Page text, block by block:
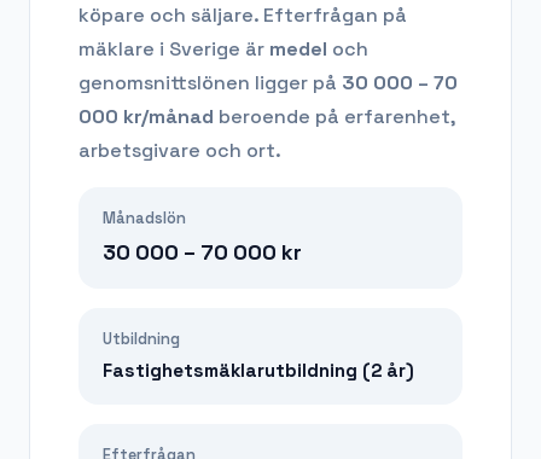
köpare och säljare. Efterfrågan på
mäklare i Sverige är medel och
genomsnittslönen ligger på 30 000 – 70
000 kr/månad beroende på erfarenhet,
arbetsgivare och ort.
Månadslön
30 000 – 70 000 kr
Utbildning
Fastighetsmäklarutbildning (2 år)